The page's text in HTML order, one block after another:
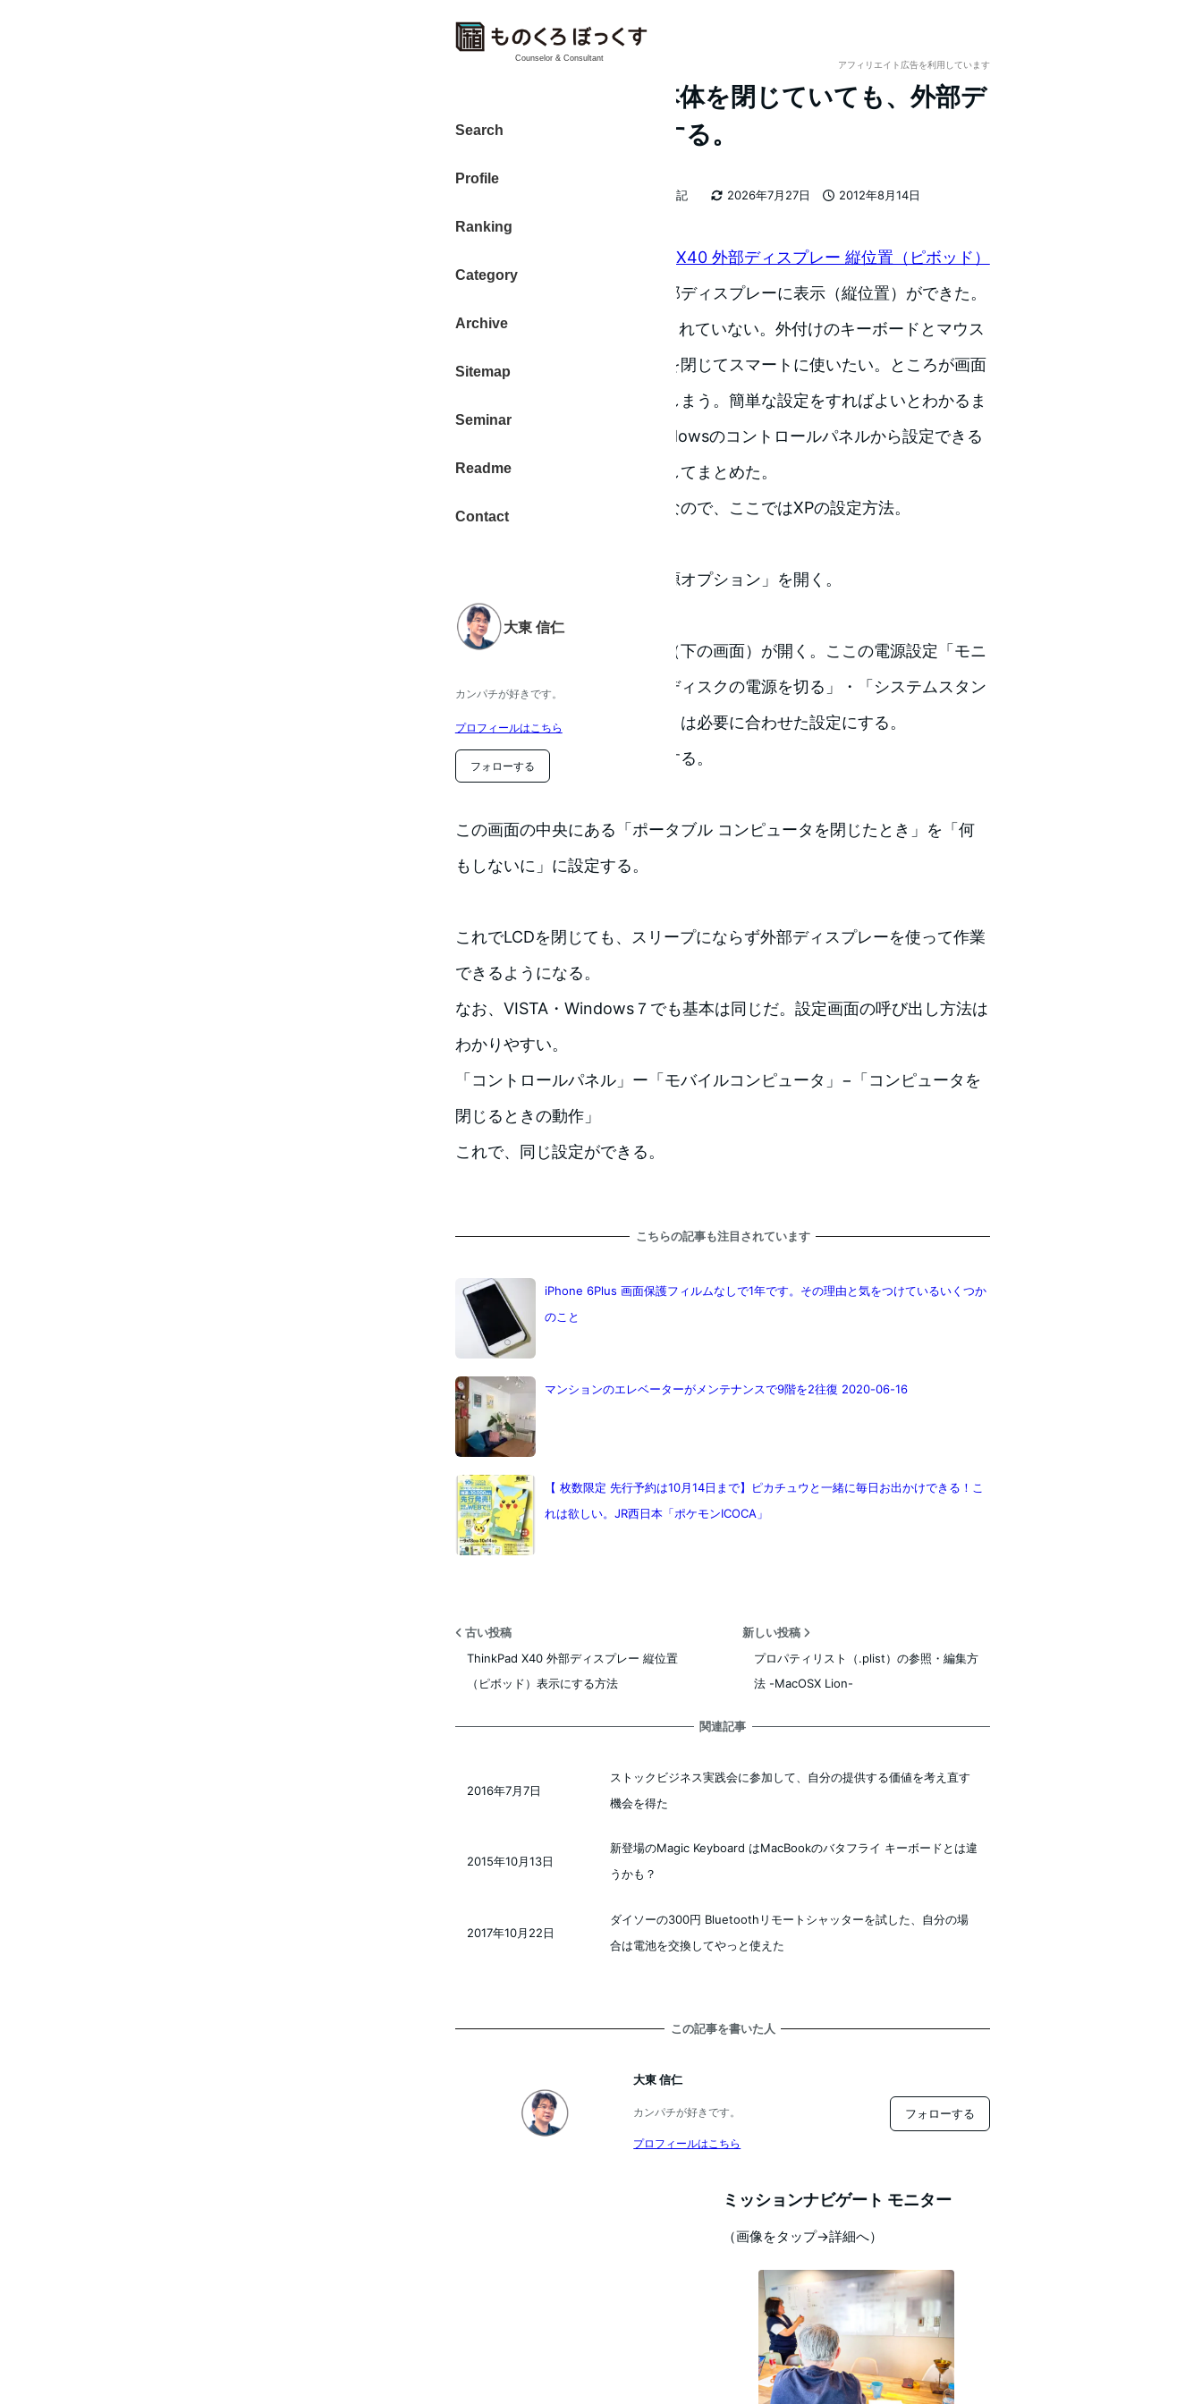
Counselor & Consultant
Search
Profile
Ranking
Category
Archive
Sitemap
Seminar
Readme
Contact
大東 信仁
カンパチが好きです。
プロフィールはこちら
フォローする
アフィリエイト広告を利用しています
ThinkPad X40の本体を閉じていても、外部デ
ィスプレーを表示する。
2026年7月27日
2012年8月14日
者
2026年日記
ThinkPad X40 外部ディスプレー 縦位置（ピボッド）
」で無事に外部ディスプレーに表示（縦位置）ができた。
X40本体のLCDには何も表示されていない。外付けのキーボードとマウス
を使うので、本体の液晶部分を閉じてスマートに使いたい。ところが画面
を閉じるとスリープになってしまう。簡単な設定をすればよいとわかるま
で、1時間以上かかった。Windowsのコントロールパネルから設定できる
とは、忘れないためにメモにしてまとめた。
ThinkPadX40はWindowsXPなので、ここではXPの設定方法。
「コントロールパネル」ー電源オプション」を開く。
電源オプションのプロパティ（下の画面）が開く。ここの電源設定「モニ
タの電源を切る」・「ハードディスクの電源を切る」・「システムスタン
バイ」・「システム休止状態」は必要に合わせた設定にする。
「詳細設定」タブをクリックする。
この画面の中央にある「ポータブル コンピュータを閉じたとき」を「何
もしないに」に設定する。
これでLCDを閉じても、スリープにならず外部ディスプレーを使って作業
できるようになる。
なお、VISTA・Windows７でも基本は同じだ。設定画面の呼び出し方法は
わかりやすい。
「コントロールパネル」ー「モバイルコンピュータ」−「コンピュータを
閉じるときの動作」
これで、同じ設定ができる。
こちらの記事も注目されています
iPhone 6Plus 画面保護フィルムなしで1年です。その理由と気をつけているいくつか
のこと
マンションのエレベーターがメンテナンスで9階を2往復 2020-06-16
【 枚数限定 先行予約は10月14日まで】ピカチュウと一緒に毎日お出かけできる！こ
れは欲しい。JR西日本「ポケモンICOCA」
古い投稿
ThinkPad X40 外部ディスプレー 縦位置
（ピボッド）表示にする方法
新しい投稿
プロパティリスト（.plist）の参照・編集方
法 -MacOSX Lion-
関連記事
ストックビジネス実践会に参加して、自分の提供する価値を考え直す
機会を得た
2016年7月7日
新登場のMagic Keyboard はMacBookのバタフライ キーボードとは違
うかも？
2015年10月13日
ダイソーの300円 Bluetoothリモートシャッターを試した、自分の場
合は電池を交換してやっと使えた
2017年10月22日
この記事を書いた人
大東 信仁
カンパチが好きです。
プロフィールはこちら
フォローする
ミッションナビゲート モニター
（画像をタップ→詳細へ）